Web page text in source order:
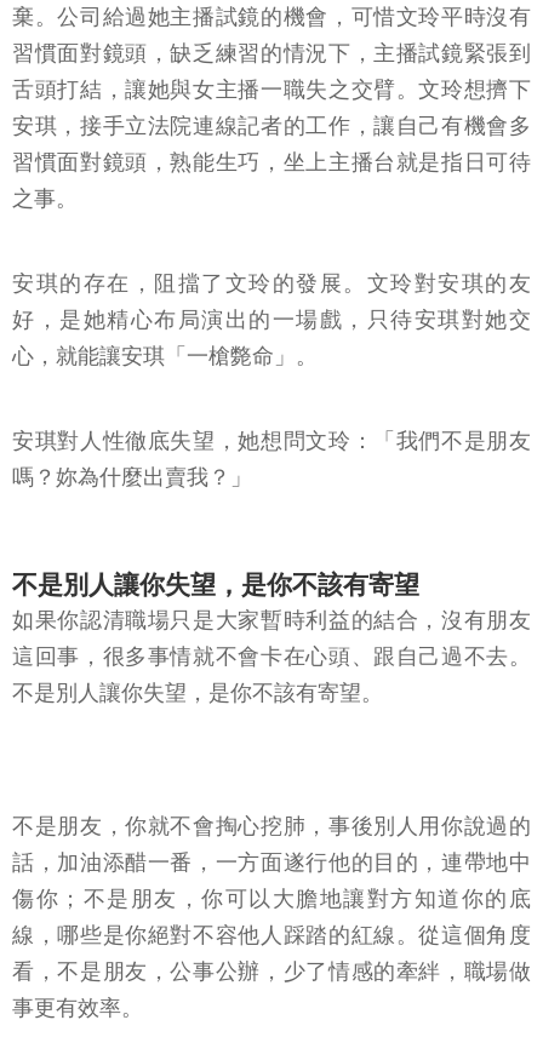
棄。公司給過她主播試鏡的機會，可惜文玲平時沒有
習慣面對鏡頭，缺乏練習的情況下，主播試鏡緊張到
舌頭打結，讓她與女主播一職失之交臂。文玲想擠下
安琪，接手立法院連線記者的工作，讓自己有機會多
習慣面對鏡頭，熟能生巧，坐上主播台就是指日可待
之事。
安琪的存在，阻擋了文玲的發展。文玲對安琪的友
好，是她精心布局演出的一場戲，只待安琪對她交
心，就能讓安琪「一槍斃命」。
安琪對人性徹底失望，她想問文玲：「我們不是朋友
嗎？妳為什麼出賣我？」
不是別人讓你失望，是你不該有寄望
如果你認清職場只是大家暫時利益的結合，沒有朋友
這回事，很多事情就不會卡在心頭、跟自己過不去。
不是別人讓你失望，是你不該有寄望。
不是朋友，你就不會掏心挖肺，事後別人用你說過的
話，加油添醋一番，一方面遂行他的目的，連帶地中
傷你；不是朋友，你可以大膽地讓對方知道你的底
線，哪些是你絕對不容他人踩踏的紅線。從這個角度
看，不是朋友，公事公辦，少了情感的牽絆，職場做
事更有效率。